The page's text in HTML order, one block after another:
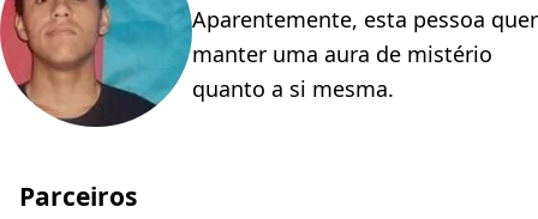
Aparentemente, esta pessoa quer
manter uma aura de mistério
quanto a si mesma.
Parceiros